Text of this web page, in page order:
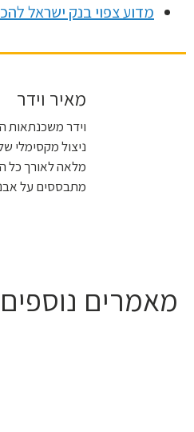
מדוע צפוי בנק ישראל
מאיר וידר
ניצול מקסימלי
מלאה לאורך כל
מתבססים על
מאמרים